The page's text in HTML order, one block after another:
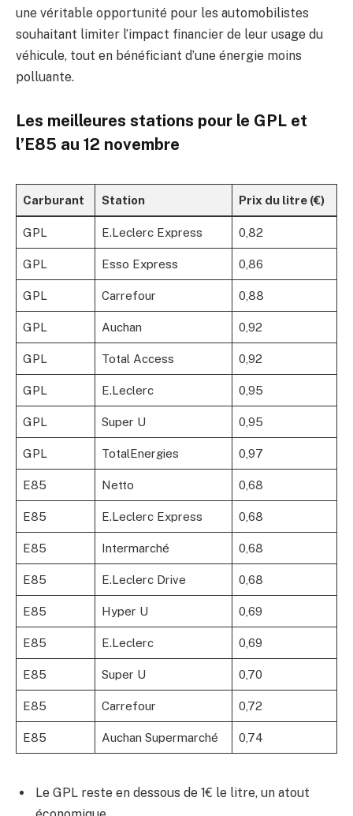
une véritable opportunité pour les automobilistes
souhaitant limiter l’impact financier de leur usage du
véhicule, tout en bénéficiant d’une énergie moins
polluante.
Les meilleures stations pour le GPL et
l’E85 au 12 novembre
Carburant Station Prix du litre (€)
GPL E.Leclerc Express 0,82
GPL Esso Express 0,86
GPL Carrefour 0,88
GPL Auchan 0,92
GPL Total Access 0,92
GPL E.Leclerc 0,95
GPL Super U 0,95
GPL TotalEnergies 0,97
E85 Netto 0,68
E85 E.Leclerc Express 0,68
E85 Intermarché 0,68
E85 E.Leclerc Drive 0,68
E85 Hyper U 0,69
E85 E.Leclerc 0,69
E85 Super U 0,70
E85 Carrefour 0,72
E85 Auchan Supermarché 0,74
Le GPL reste en dessous de 1€ le litre, un atout